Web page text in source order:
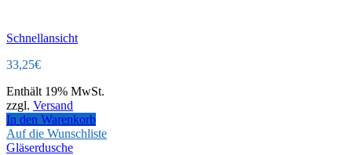
Schnellansicht
33,25€
Enthält 19% MwSt.
zzgl. Versand
In den Warenkorb
Auf die Wunschliste
Gläserdusche